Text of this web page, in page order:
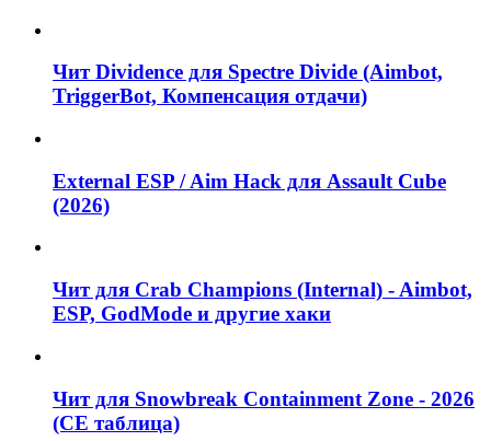
Чит Dividence для Spectre Divide (Aimbot,
TriggerBot, Компенсация отдачи)
External ESP / Aim Hack для Assault Cube
(2026)
Чит для Crab Champions (Internal) - Aimbot,
ESP, GodMode и другие хаки
Чит для Snowbreak Containment Zone - 2026
(CE таблица)